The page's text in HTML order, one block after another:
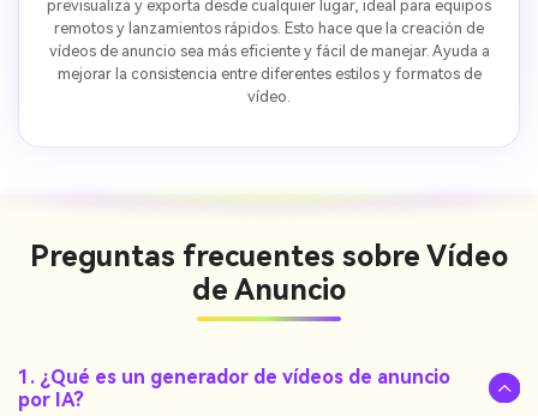
previsualiza y exporta desde cualquier lugar, ideal para equipos
remotos y lanzamientos rápidos. Esto hace que la creación de
vídeos de anuncio sea más eficiente y fácil de manejar. Ayuda a
mejorar la consistencia entre diferentes estilos y formatos de
vídeo.
Preguntas frecuentes sobre Vídeo
de Anuncio
1. ¿Qué es un generador de vídeos de anuncio
por IA?